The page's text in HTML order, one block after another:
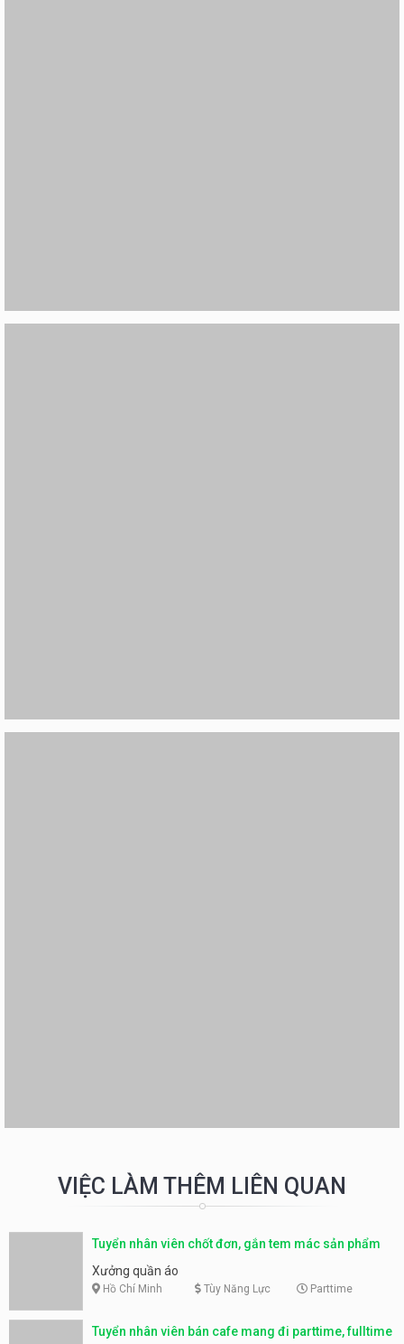
VIỆC LÀM THÊM LIÊN QUAN
Tuyển nhân viên chốt đơn, gắn tem mác sản phẩm
Xưởng quần áo
Hồ Chí Minh Tùy Năng Lực Parttime
Tuyển nhân viên bán cafe mang đi parttime, fulltime